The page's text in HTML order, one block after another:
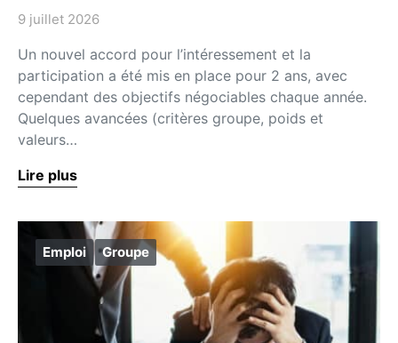
9 juillet 2026
Un nouvel accord pour l’intéressement et la
participation a été mis en place pour 2 ans, avec
cependant des objectifs négociables chaque année.
Quelques avancées (critères groupe, poids et
valeurs…
Lire plus
Emploi Groupe